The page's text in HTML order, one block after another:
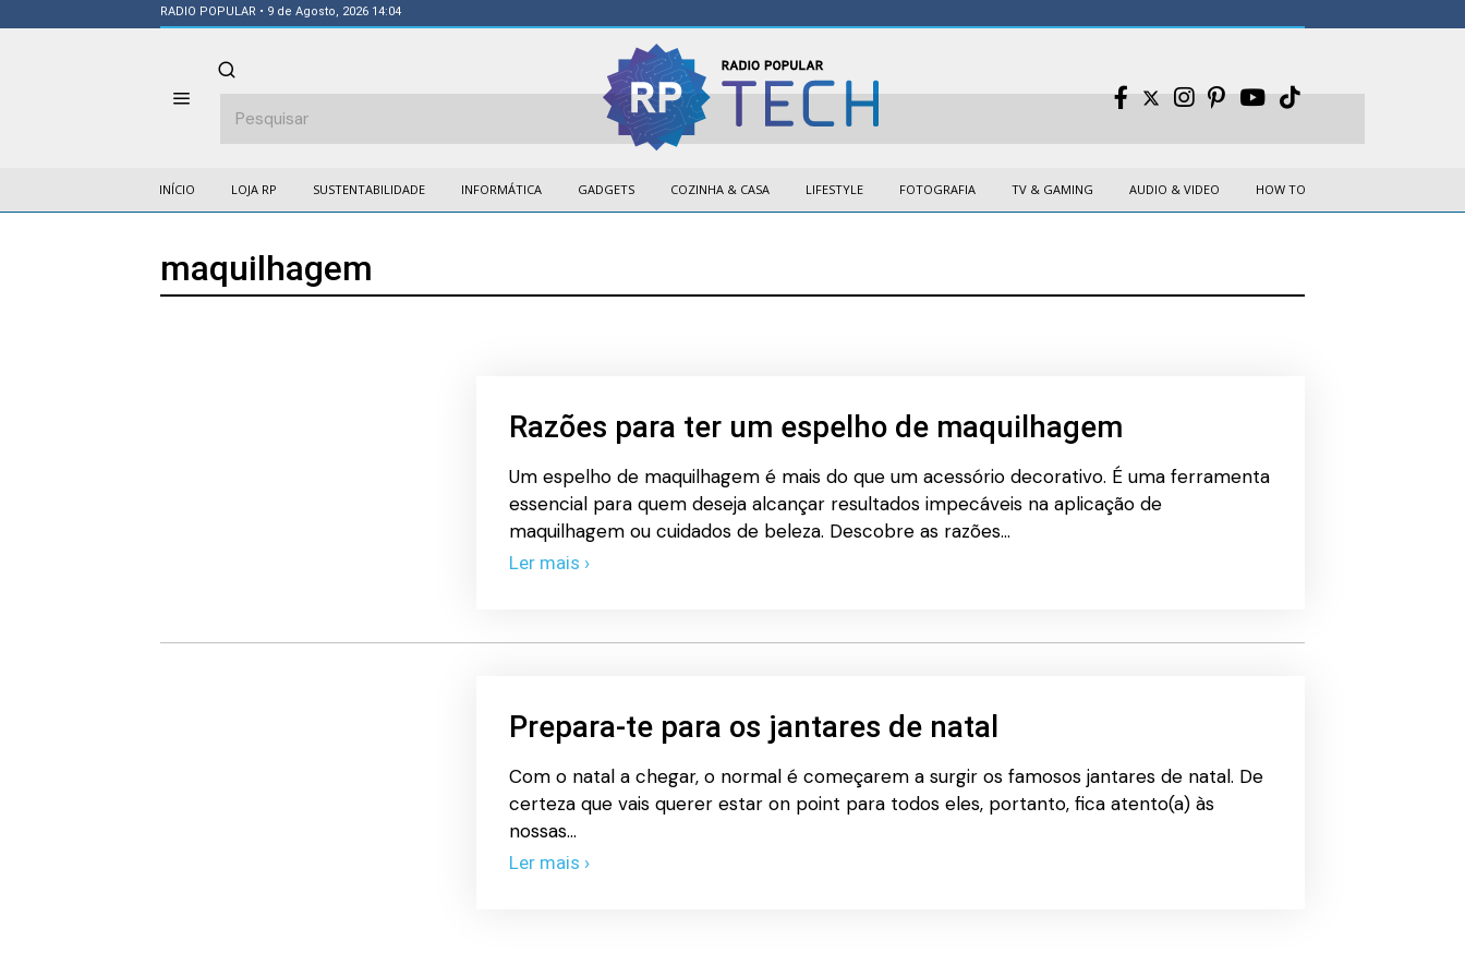
RADIO POPULAR • 9 de Agosto, 2026 14:04
INÍCIO LOJA RP SUSTENTABILIDADE INFORMÁTICA GADGETS COZINHA & CASA LIFESTYLE FOTOGRAFIA TV & GAMING AUDIO & VIDEO HOW TO
maquilhagem
Razões para ter um espelho de maquilhagem
Um espelho de maquilhagem é mais do que um acessório decorativo. É uma ferramenta
essencial para quem deseja alcançar resultados impecáveis na aplicação de
maquilhagem ou cuidados de beleza. Descobre as razões…
Ler mais ›
Prepara-te para os jantares de natal
Com o natal a chegar, o normal é começarem a surgir os famosos jantares de natal. De
certeza que vais querer estar on point para todos eles, portanto, fica atento(a) às
nossas…
Ler mais ›